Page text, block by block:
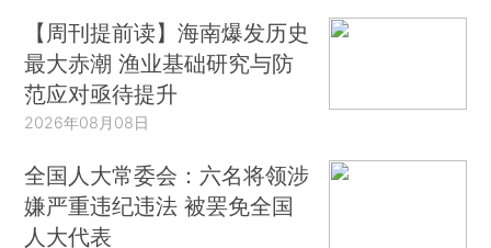
【周刊提前读】海南爆发历史
最大赤潮 渔业基础研究与防
范应对亟待提升
2026年08月08日
全国人大常委会：六名将领涉
嫌严重违纪违法 被罢免全国
人大代表